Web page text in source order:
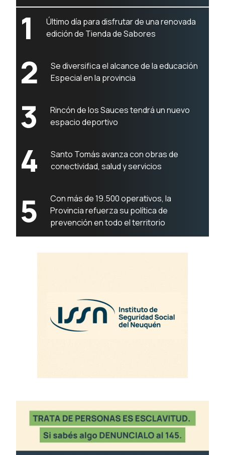
1
Último día para disfrutar de una renovada
edición de Tienda de Sabores
2
Se diversifica el alcance de la educación
Especial en la provincia
3
Rincón de los Sauces tendrá un nuevo
espacio deportivo
4
Santo Tomás avanza con obras de
conectividad, salud y servicios
5
Con más de 19.500 operativos, la
Provincia refuerza su política de
prevención en todo el territorio